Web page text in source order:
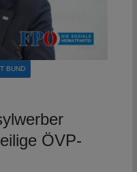
BUND
ÖVP-